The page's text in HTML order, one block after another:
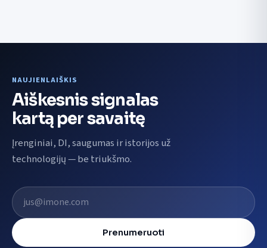
NAUJIENLAIŠKIS
Aiškesnis signalas
kartą per savaitę
Įrenginiai, DI, saugumas ir istorijos už
technologijų — be triukšmo.
El. pašto adresas
Prenumeruoti